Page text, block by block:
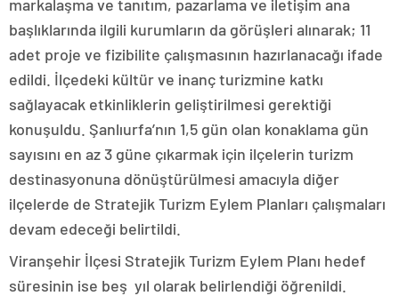
markalaşma ve tanıtım, pazarlama ve iletişim ana
başlıklarında ilgili kurumların da görüşleri alınarak; 11
adet proje ve fizibilite çalışmasının hazırlanacağı ifade
edildi. İlçedeki kültür ve inanç turizmine katkı
sağlayacak etkinliklerin geliştirilmesi gerektiği
konuşuldu. Şanlıurfa’nın 1,5 gün olan konaklama gün
sayısını en az 3 güne çıkarmak için ilçelerin turizm
destinasyonuna dönüştürülmesi amacıyla diğer
ilçelerde de Stratejik Turizm Eylem Planları çalışmaları
devam edeceği belirtildi.
Viranşehir İlçesi Stratejik Turizm Eylem Planı hedef
süresinin ise beş yıl olarak belirlendiği öğrenildi.